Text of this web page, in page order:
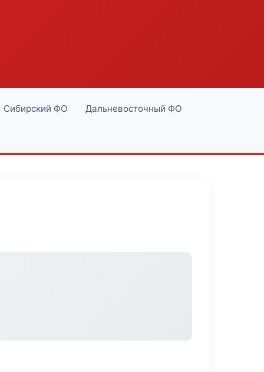
Сибирский ФО Дальневосточный ФО